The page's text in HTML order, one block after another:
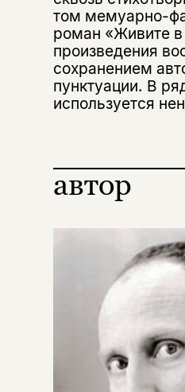
том мемуарно-
роман «Живите
произведения
сохранением
пунктуации. В
используется
автор
Подписка
Этой книги
нет в